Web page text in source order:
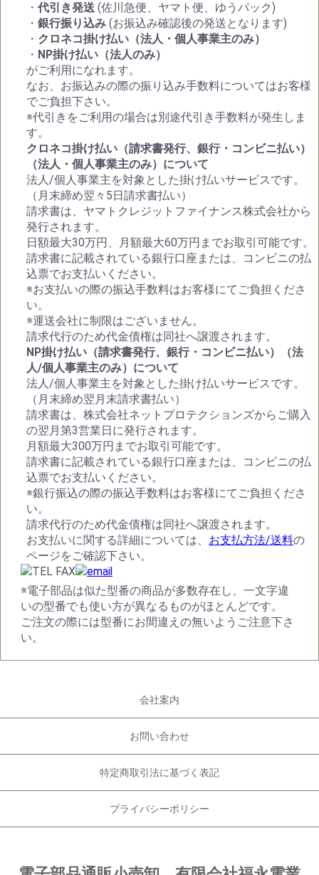
・代引き発送 (佐川急便、ヤマト便、ゆうパック)
・銀行振り込み (お振込み確認後の発送となります)
・ クロネコ掛け払い（法人・個人事業主のみ）
・ NP掛け払い（法人のみ）
がご利用になれます。
なお、お振込みの際の振り込み手数料についてはお客様
でご負担下さい。
※代引きをご利用の場合は別途代引き手数料が発生しま
す。
クロネコ掛け払い（請求書発行、銀行・コンビニ払い）
（法人・個人事業主のみ）について
法人/個人事業主を対象とした掛け払いサービスです。
（月末締め翌々5日請求書払い）
請求書は、ヤマトクレジットファイナンス株式会社から
発行されます。
日額最大30万円、月額最大60万円までお取引可能です。
請求書に記載されている銀行口座または、コンビニの払
込票でお支払いください。
※お支払いの際の振込手数料はお客様にてご負担くださ
い。
※運送会社に制限はございません。
請求代行のため代金債権は同社へ譲渡されます。
NP掛け払い（請求書発行、銀行・コンビニ払い）（法
人/個人事業主のみ）について
法人/個人事業主を対象とした掛け払いサービスです。
（月末締め翌月末請求書払い）
請求書は、株式会社ネットプロテクションズからご購入
の翌月第3営業日に発行されます。
月額最大300万円までお取引可能です。
請求書に記載されている銀行口座または、コンビニの払
込票でお支払いください。
※銀行振込の際の振込手数料はお客様にてご負担くださ
い。
請求代行のため代金債権は同社へ譲渡されます。
お支払いに関する詳細については、 お支払方法/送料の
ページをご確認下さい。
※電子部品は似た型番の商品が多数存在し、一文字違
いの型番でも使い方が異なるものがほとんどです。
ご注文の際には型番にお間違えの無いようご注意下さ
い。
会社案内
お問い合わせ
特定商取引法に基づく表記
プライバシーポリシー